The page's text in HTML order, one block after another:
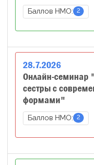
Баллов НМО: 2
28.7.2026
Онлайн-семинар
сестры с
формами"
Баллов НМО: 2